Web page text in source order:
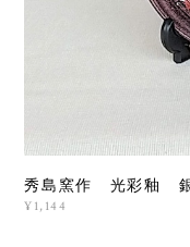
秀島窯作 光彩釉
¥1,144